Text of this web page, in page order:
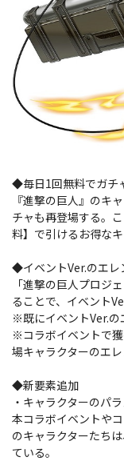
◆毎日1回無料でガチ
『進撃の巨人』のキ
チャも再登場する。
料】で引けるお得な
◆イベントVer.のエレ
「進撃の巨人プロジ
ることで、イベント
※既にイベントVer.の
※コラボイベントで
場キャラクターのエレ
◆新要素追加
・キャラクターのパ
本コラボイベントや
のキャラクターたち
ている。